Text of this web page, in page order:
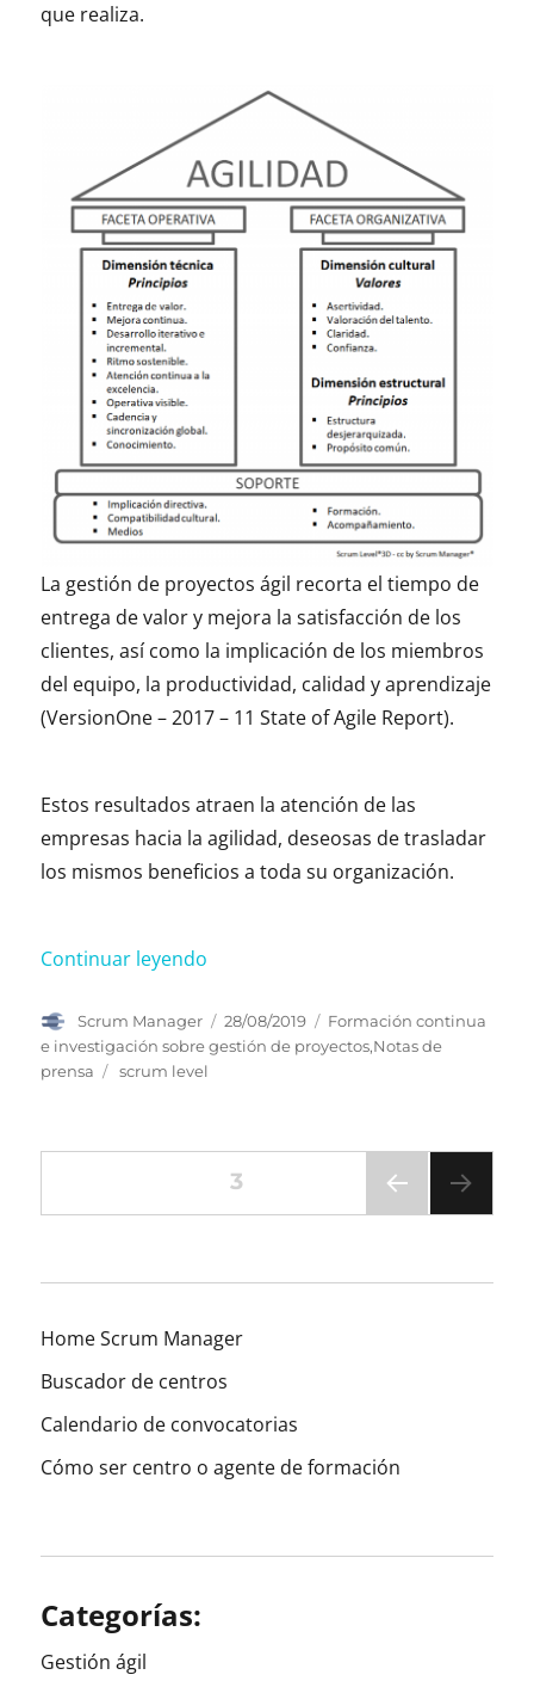
que realiza.
La gestión de proyectos ágil recorta el tiempo de
entrega de valor y mejora la satisfacción de los
clientes, así como la implicación de los miembros
del equipo, la productividad, calidad y aprendizaje
(VersionOne – 2017 – 11 State of Agile Report).
Estos resultados atraen la atención de las
empresas hacia la agilidad, deseosas de trasladar
los mismos beneficios a toda su organización.
Continuar leyendo
Autor
Scrum Manager
Publicado
el
28/08/2019 Categorías
Formación continua
e investigación sobre gestión de proyectos,Notas de
prensa
Etiquetas
scrum level
Paginación
entradas
PÁGINA3
Home Scrum Manager
Buscador de centros
Calendario de convocatorias
Cómo ser centro o agente de formación
Categorías:
Gestión ágil